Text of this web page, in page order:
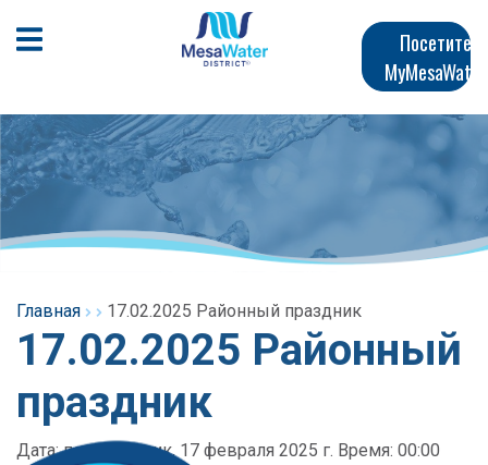
Главная
Открыть мобильное меню
Посетите
MyMesaWater
Главная 17.02.2025 Районный праздник
17.02.2025 Районный
праздник
Дата: понедельник, 17 февраля 2025 г. Время: 00:00